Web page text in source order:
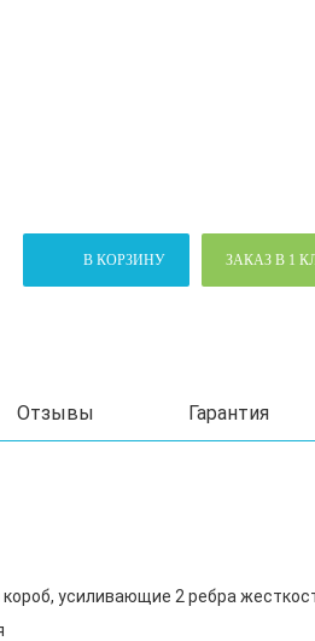
В КОРЗИНУ ЗАКАЗ В 1
Отзывы Гарантия
усиливающие 2 ребра